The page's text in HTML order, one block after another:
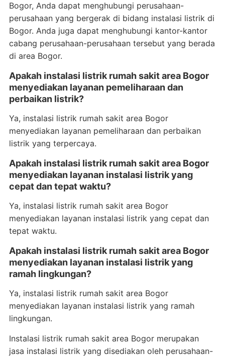
Bogor, Anda dapat menghubungi perusahaan-
perusahaan yang bergerak di bidang instalasi listrik di
Bogor. Anda juga dapat menghubungi kantor-kantor
cabang perusahaan-perusahaan tersebut yang berada
di area Bogor.
Apakah instalasi listrik rumah sakit area Bogor
menyediakan layanan pemeliharaan dan
perbaikan listrik?
Ya, instalasi listrik rumah sakit area Bogor
menyediakan layanan pemeliharaan dan perbaikan
listrik yang terpercaya.
Apakah instalasi listrik rumah sakit area Bogor
menyediakan layanan instalasi listrik yang
cepat dan tepat waktu?
Ya, instalasi listrik rumah sakit area Bogor
menyediakan layanan instalasi listrik yang cepat dan
tepat waktu.
Apakah instalasi listrik rumah sakit area Bogor
menyediakan layanan instalasi listrik yang
ramah lingkungan?
Ya, instalasi listrik rumah sakit area Bogor
menyediakan layanan instalasi listrik yang ramah
lingkungan.
Instalasi listrik rumah sakit area Bogor merupakan
jasa instalasi listrik yang disediakan oleh perusahaan-